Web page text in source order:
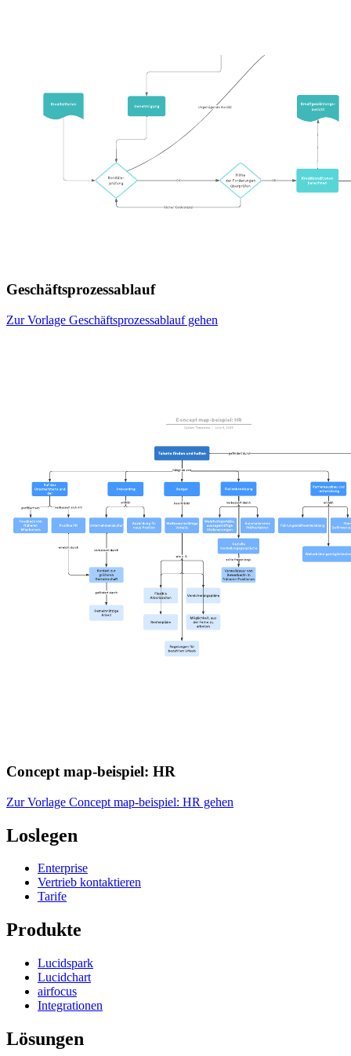
Geschäftsprozessablauf
Zur Vorlage Geschäftsprozessablauf gehen
Concept map-beispiel: HR
Zur Vorlage Concept map-beispiel: HR gehen
Loslegen
Enterprise
Vertrieb kontaktieren
Tarife
Produkte
Lucidspark
Lucidchart
airfocus
Integrationen
Lösungen